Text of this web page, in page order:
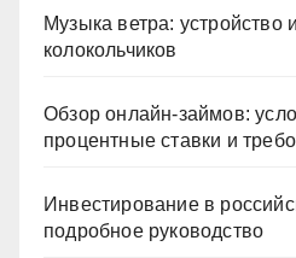
Музыка ветра: устройство
колокольчиков
Обзор онлайн-займов:
процентные ставки и
Инвестирование в
подробное руководство